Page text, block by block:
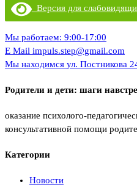
Версия для
Мы работаем: 9:00-17:00
E Mail impuls.step@gmail.com
Мы находимся ул. Постникова
Родители и дети: шаги
оказание психолого-
консультативной помощи
Категории
Новости